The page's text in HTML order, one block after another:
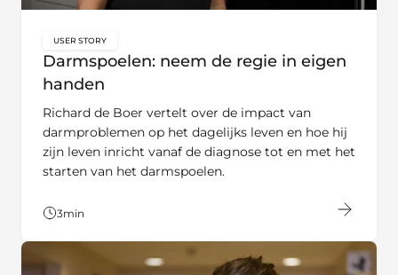
Darmspoelen: neem de regie in eigen
handen
key:global.content-type:
USER STORY
Richard de Boer vertelt over de impact van
darmproblemen op het dagelijks leven en hoe hij
zijn leven inricht vanaf de diagnose tot en met het
starten van het darmspoelen.
3min